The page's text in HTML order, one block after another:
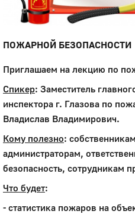
ПОЖАРНОЙ БЕЗОПАСНОСТИ
Приглашаем на лекцию по
Спикер: Заместитель
инспектора г. Глазова по
Владислав Владимирович.
Кому полезно:
администраторам,
безопасность, сотрудникам
Что будет:
- статистика пожаров на